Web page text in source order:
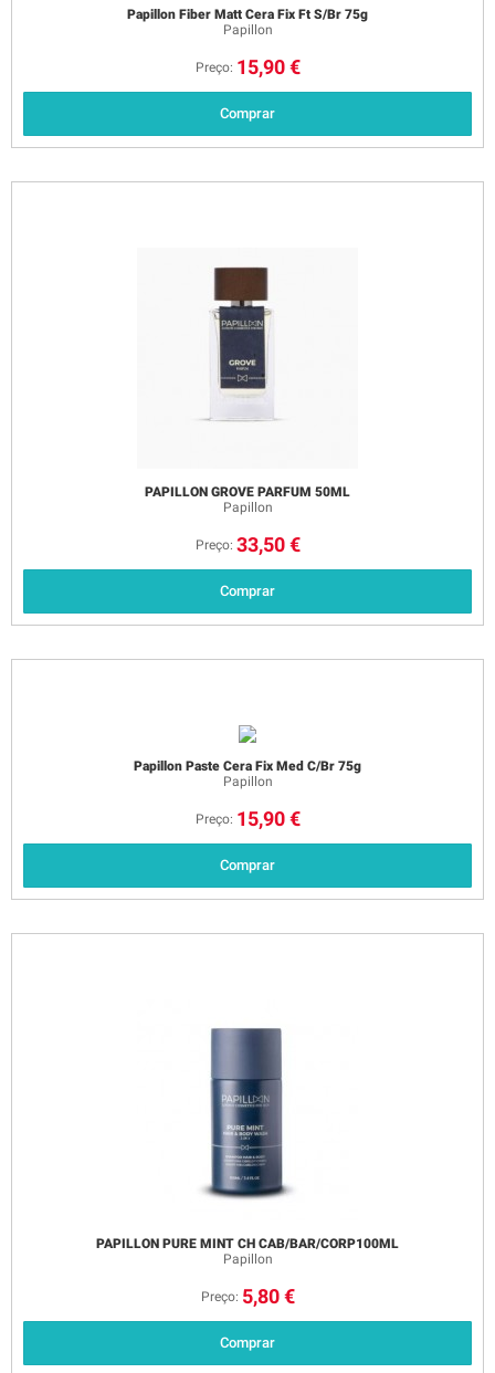
Papillon Fiber Matt Cera Fix Ft S/Br 75g
Papillon
Preço: 15,90 €
Comprar
PAPILLON GROVE PARFUM 50ML
Papillon
Preço: 33,50 €
Comprar
Papillon Paste Cera Fix Med C/Br 75g
Papillon
Preço: 15,90 €
Comprar
PAPILLON PURE MINT CH CAB/BAR/CORP100ML
Papillon
Preço: 5,80 €
Comprar